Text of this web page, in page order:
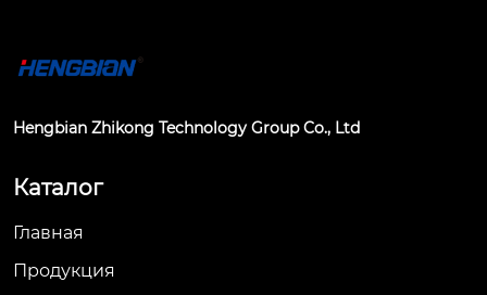
Hengbian Zhikong Technology Group Co., Ltd
Каталог
Главная
Продукция